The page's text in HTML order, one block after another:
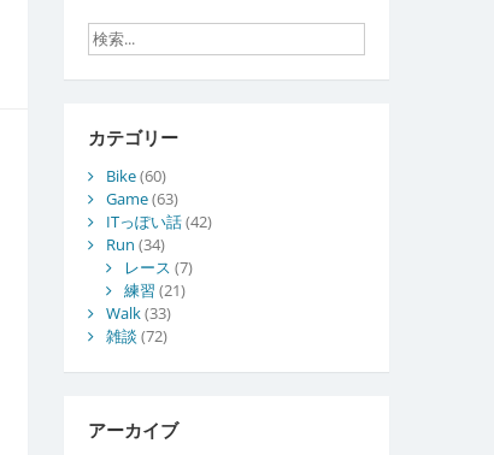
カテゴリー
Bike(60)
Game(63)
ITっぽい話(42)
Run (34)
レース (7)
練習 (21)
Walk(33)
雑談 (72)
アーカイブ